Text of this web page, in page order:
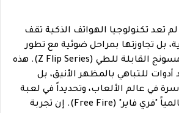
دخولنا عام 2026، لم تعد تكنولوجيا الهواتف الذكية تقف
بل تجاوزتها بمراحل ضوئية مع تطور
سلسلة هواتف سامسونج القابلة للطي (Z Flip Series). هذه
للتباهي بالمظهر الأنيق، بل
في عالم الألعاب، وتحديداً في لعبة
الباتل رويال الأولى عالمياً "فري فاير" (Free Fire). إن تجربة